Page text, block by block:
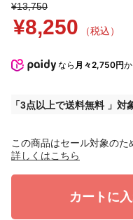
¥13,750
¥8,250 （税込）
なら 月々2,750円
3点以上で送料無料
この商品はセール対象のた
詳しくはこちら
カートに